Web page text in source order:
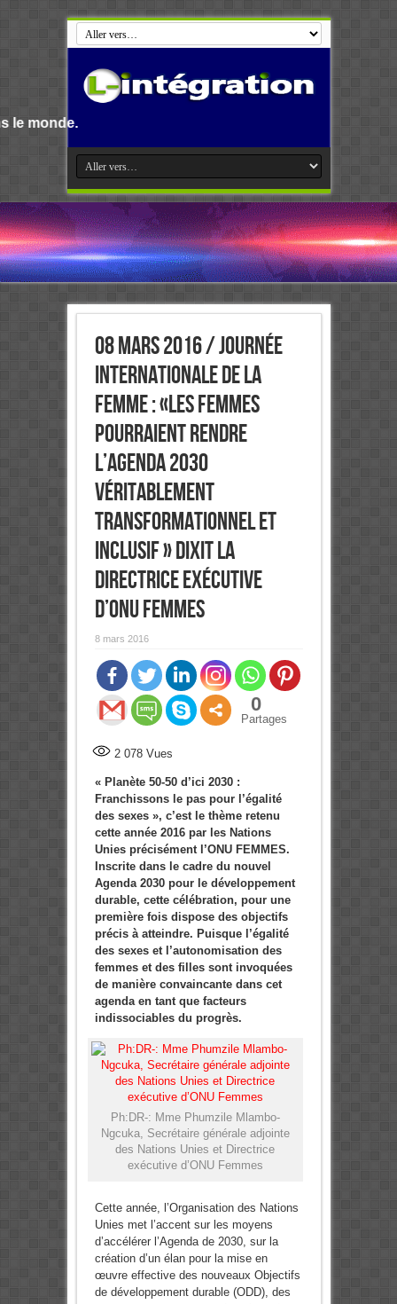
08 Mars 2016 / Journée
internationale de la
femme : «Les femmes
pourraient rendre
l’Agenda 2030
véritablement
transformationnel et
inclusif » dixit la
Directrice exécutive
d’ONU Femmes
8 mars 2016
0
Partages
2 078Vues
« Planète 50-50 d’ici 2030 :
Franchissons le pas pour l’égalité
des sexes », c’est le thème retenu
cette année 2016 par les Nations
Unies précisément l’ONU FEMMES.
Inscrite dans le cadre du nouvel
Agenda 2030 pour le développement
durable, cette célébration, pour une
première fois dispose des objectifs
précis à atteindre. Puisque l’égalité
des sexes et l’autonomisation des
femmes et des filles sont invoquées
de manière convaincante dans cet
agenda en tant que facteurs
indissociables du progrès.
Ph:DR-: Mme Phumzile Mlambo-
Ngcuka, Secrétaire générale adjointe
des Nations Unies et Directrice
exécutive d’ONU Femmes
Cette année, l’Organisation des Nations
Unies met l’accent sur les moyens
d’accélérer l’Agenda de 2030, sur la
création d’un élan pour la mise en
œuvre effective des nouveaux Objectifs
de développement durable (ODD), des